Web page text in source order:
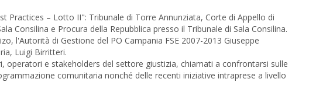
Practices – Lotto II": Tribunale di Torre Annunziata, Corte di Appello di
Consilina e Procura della Repubblica presso il Tribunale di Sala Consilina.
l'Autorità di Gestione del PO Campania FSE 2007-2013 Giuseppe
Luigi Birritteri.
operatori e stakeholders del settore giustizia, chiamati a confrontarsi sulle
comunitaria nonché delle recenti iniziative intraprese a livello